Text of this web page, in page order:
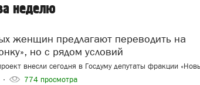
неделю
но с рядом условий
внесли сегодня в Госдуму депутаты фракции
774 просмотра